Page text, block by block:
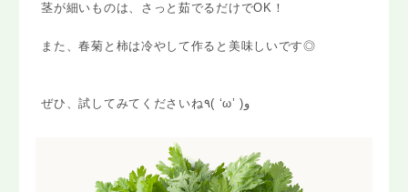
茎が細いものは、さっと茹でるだけでOK！
また、春菊と柿は冷やして作ると美味しいです◎
ぜひ、試してみてくださいね٩( ‘ω’ )و